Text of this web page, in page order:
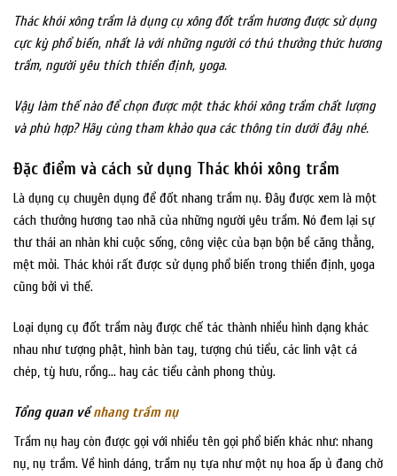
Thác khói xông trầm là dụng cụ xông đốt trầm hương được sử dụng
cực kỳ phổ biến, nhất là với những người có thú thưởng thức hương
trầm, người yêu thích thiền định, yoga.
Vậy làm thế nào để chọn được một thác khói xông trầm chất lượng
và phù hợp? Hãy cùng tham khảo qua các thông tin dưới đây nhé.
Đặc điểm và cách sử dụng Thác khói xông trầm
Là dụng cụ chuyên dụng để đốt nhang trầm nụ. Đây được xem là một
cách thưởng hương tao nhã của những người yêu trầm. Nó đem lại sự
thư thái an nhàn khi cuộc sống, công việc của bạn bộn bề căng thẳng,
mệt mỏi. Thác khói rất được sử dụng phổ biến trong thiền định, yoga
cũng bởi vì thế.
Loại dụng cụ đốt trầm này được chế tác thành nhiều hình dạng khác
nhau như tượng phật, hình bàn tay, tượng chú tiểu, các linh vật cá
chép, tỳ hưu, rồng… hay các tiểu cảnh phong thủy.
Tổng quan vềnhang trầm nụ
Trầm nụ hay còn được gọi với nhiều tên gọi phổ biến khác như: nhang
nụ, nụ trầm. Về hình dáng, trầm nụ tựa như một nụ hoa ấp ủ đang chờ